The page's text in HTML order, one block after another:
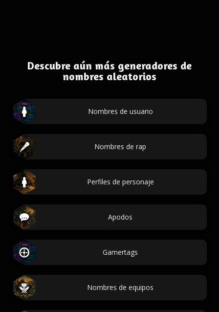
Descubre aún más generadores de
nombres aleatorios
Nombres de usuario
Nombres de rap
Perfiles de personaje
Apodos
Gamertags
Nombres de equipos